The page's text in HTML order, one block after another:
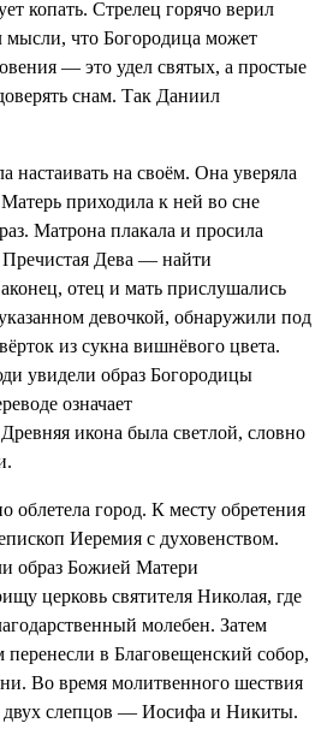
копать. Стрелец горячо верил
мысли, что Богородица может
— это удел святых, а простые
снам. Так Даниил
настаивать на своём. Она уверяла
приходила к ней во сне
Матрона плакала и просила
Пречистая Дева — найти
отец и мать прислушались
девочкой, обнаружили под
из сукна вишнёвого цвета.
увидели образ Богородицы
означает
икона была светлой, словно
облетела город. К месту обретения
Иеремия с духовенством.
образ Божией Матери
церковь святителя Николая, где
молебен. Затем
в Благовещенский собор,
Во время молитвенного шествия
двух слепцов — Иосифа и Никиты.